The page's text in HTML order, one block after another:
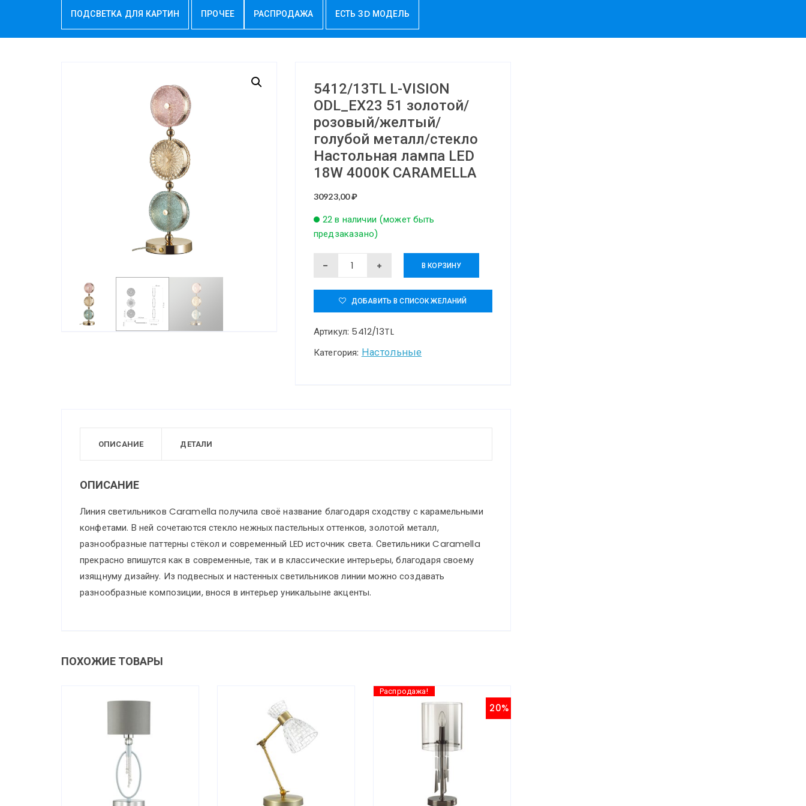
ПОДСВЕТКА ДЛЯ КАРТИН ПРОЧЕЕ РАСПРОДАЖА ЕСТЬ 3D МОДЕЛЬ
5412/13TL L-VISION
ODL_EX23 51 золотой/
розовый/желтый/
голубой металл/стекло
Настольная лампа LED
18W 4000K CARAMELLA
30923,00₽
22 в наличии (может быть
предзаказано)
Количество
5412/13TL
L-
VISION
ODL_EX23
лампа
LED
18W
4000K
В КОРЗИНУ
ДОБАВИТЬ В СПИСОК ЖЕЛАНИЙ
Артикул: 5412/13TL
Категория: Настольные
ОПИСАНИЕ ДЕТАЛИ
ОПИСАНИЕ
Линия светильников Caramella получила своё название благодаря сходству с карамельными
конфетами. В ней сочетаются стекло нежных пастельных оттенков, золотой металл,
разнообразные паттерны стёкол и современный LED источник света. Светильники Caramella
прекрасно впишутся как в современные, так и в классические интерьеры, благодаря своему
изящнуму дизайну. Из подвесных и настенных светильников линии можно создавать
разнообразные композиции, внося в интерьер уникальыне акценты.
ПОХОЖИЕ ТОВАРЫ
Распродажа!
20%